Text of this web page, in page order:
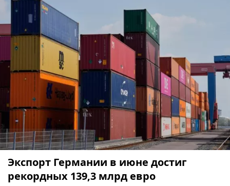
Экспорт Германии в июне достиг
рекордных 139,3 млрд евро